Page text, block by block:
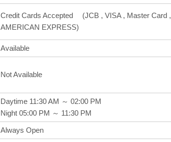
Credit Cards Accepted (JCB , VISA , Master Card ,
AMERICAN EXPRESS)
Available
Not Available
Daytime 11:30 AM ～ 02:00 PM
Night 05:00 PM ～ 11:30 PM
Always Open